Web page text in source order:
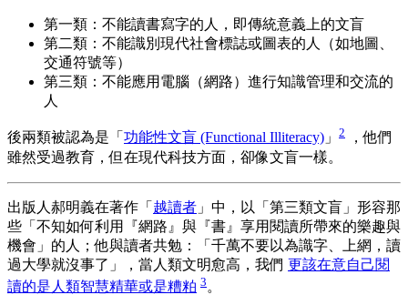
第一類：不能讀書寫字的人，即傳統意義上的文盲
第二類：不能識別現代社會標誌或圖表的人（如地圖、
交通符號等）
第三類：不能應用電腦（網路）進行知識管理和交流的
人
後兩類被認為是「 功能性文盲 (Functional Illiteracy) 」 2
，他們
雖然受過教育，但在現代科技方面，卻像文盲一樣。
出版人郝明義在著作「 越讀者 」中，以「第三類文盲」形容那
些「不知如何利用『網路』與『書』享用閱讀所帶來的樂趣與
機會」的人；他與讀者共勉：「千萬不要以為識字、上網，讀
過大學就沒事了」，當人類文明愈高，我們 更該在意自己閱
讀的是人類智慧精華或是糟粕 3 。